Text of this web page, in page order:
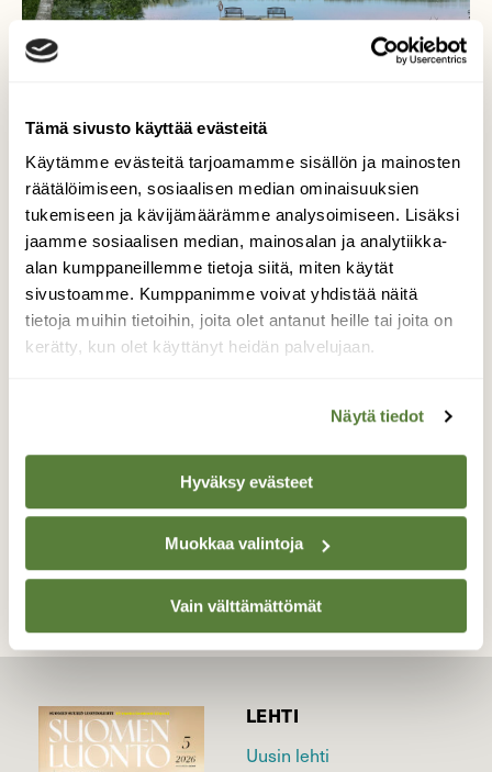
Tämä sivusto käyttää evästeitä
Käytämme evästeitä tarjoamamme sisällön ja mainosten
räätälöimiseen, sosiaalisen median ominaisuuksien
tukemiseen ja kävijämäärämme analysoimiseen. Lisäksi
jaamme sosiaalisen median, mainosalan ja analytiikka-
alan kumppaneillemme tietoja siitä, miten käytät
sivustoamme. Kumppanimme voivat yhdistää näitä
tietoja muihin tietoihin, joita olet antanut heille tai joita on
kerätty, kun olet käyttänyt heidän palvelujaan.
Näytä tiedot
Hyväksy evästeet
Muokkaa valintoja
Vain välttämättömät
Yötön yö
Yötön yö. Katumajärvi, Hämeenlinna
19.6.2026 Klo:23.30
TAKAISIN LISTAAN
LEHTI
Uusin lehti